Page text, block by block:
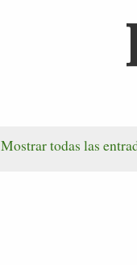
Mostrar todas las